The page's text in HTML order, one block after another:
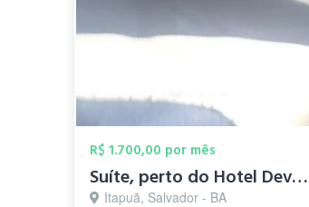
R$ 1.700,00 por mês
Suíte, perto do Hotel Deville, farol de ...
Itapuã, Salvador - BA